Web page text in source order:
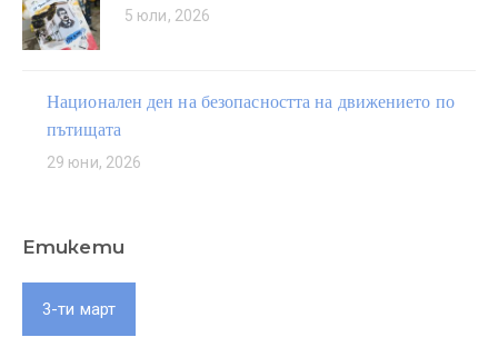
5 юли, 2026
Национален ден на безопасността на движението по
пътищата
29 юни, 2026
Етикети
3-ти март